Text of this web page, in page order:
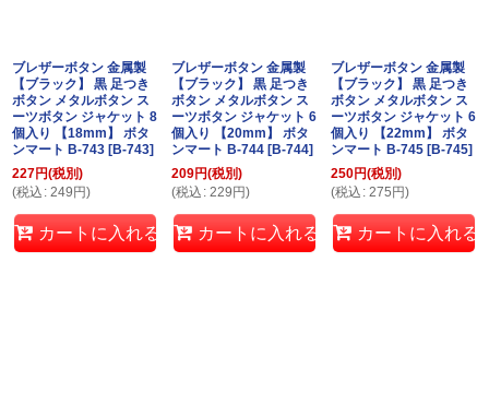
ブレザーボタン 金属製
【ブラック】 黒 足つき
ボタン メタルボタン ス
ーツボタン ジャケット 8
個入り 【18mm】 ボタ
ンマート B-743 [B-743]
227円(税別)
(税込 : 249 円)
カートに入れる
ブレザーボタン 金属製
【ブラック】 黒 足つき
ボタン メタルボタン ス
ーツボタン ジャケット 6
個入り 【20mm】 ボタ
ンマート B-744 [B-744]
209円(税別)
(税込 : 229 円)
カートに入れる
ブレザーボタン 金属製
【ブラック】 黒 足つき
ボタン メタルボタン ス
ーツボタン ジャケット 6
個入り 【22mm】 ボタ
ンマート B-745 [B-745]
250円(税別)
(税込 : 275 円)
カートに入れる